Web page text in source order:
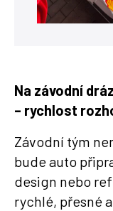
Na závodní
– rychlost
Závodní tým
bude auto
design nebo
rychlé, přesné